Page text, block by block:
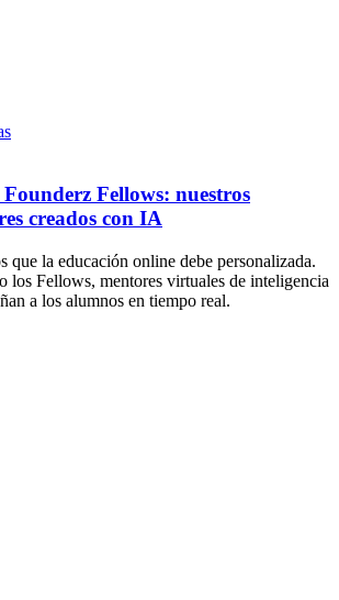
Founderz Fellows: nuestros
creados con IA
que la educación online debe personalizada.
los Fellows, mentores virtuales de inteligencia
a los alumnos en tiempo real.